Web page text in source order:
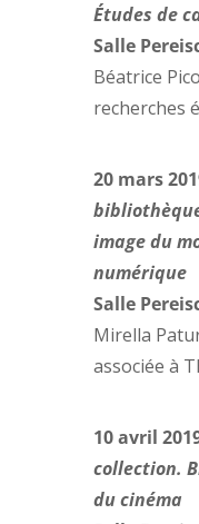
Études de
Salle
Béatrice
recherches
20 mars
image du
numérique
Salle
Mirella
associée à
10 avril
collection.
du cinéma